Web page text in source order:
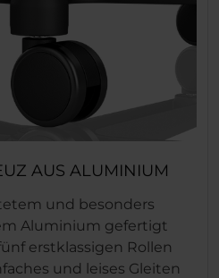
AUS ALUMINIUM
und besonders
Aluminium gefertigt
erstklassigen Rollen
und leises Gleiten